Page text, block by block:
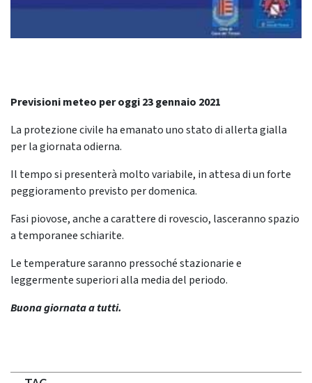
Previsioni meteo per oggi 23 gennaio 2021
La protezione civile ha emanato uno stato di allerta gialla
per la giornata odierna.
Il tempo si presenterà molto variabile, in attesa di un forte
peggioramento previsto per domenica.
Fasi piovose, anche a carattere di rovescio, lasceranno spazio
a temporanee schiarite.
Le temperature saranno pressoché stazionarie e
leggermente superiori alla media del periodo.
Buona giornata a tutti.